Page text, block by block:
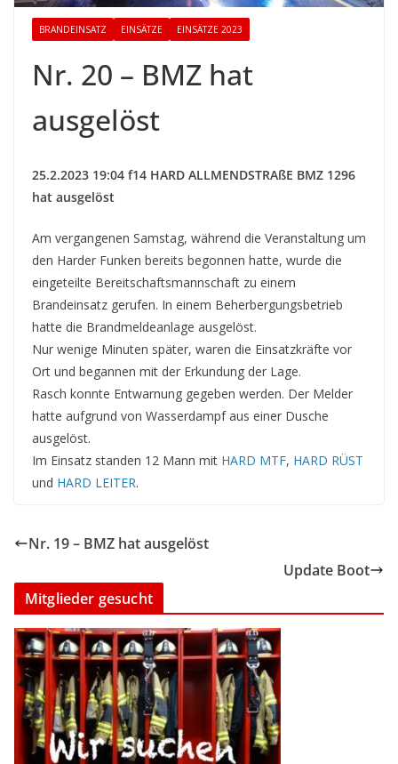
BRANDEINSATZ EINSÄTZE EINSÄTZE 2023
Nr. 20 – BMZ hat
ausgelöst
25.2.2023 19:04 f14 HARD ALLMENDSTRAßE BMZ 1296
hat ausgelöst
Am vergangenen Samstag, während die Veranstaltung um
den Harder Funken bereits begonnen hatte, wurde die
eingeteilte Bereitschaftsmannschaft zu einem
Brandeinsatz gerufen. In einem Beherbergungsbetrieb
hatte die Brandmeldeanlage ausgelöst.
Nur wenige Minuten später, waren die Einsatzkräfte vor
Ort und begannen mit der Erkundung der Lage.
Rasch konnte Entwarnung gegeben werden. Der Melder
hatte aufgrund von Wasserdampf aus einer Dusche
ausgelöst.
Im Einsatz standen 12 Mann mit HARD MTF, HARD RÜST
und HARD LEITER.
Nr. 19 – BMZ hat ausgelöst
Update Boot
Mitglieder gesucht